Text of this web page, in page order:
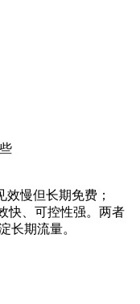
效慢但长期免费；
快、可控性强。两者
长期流量。